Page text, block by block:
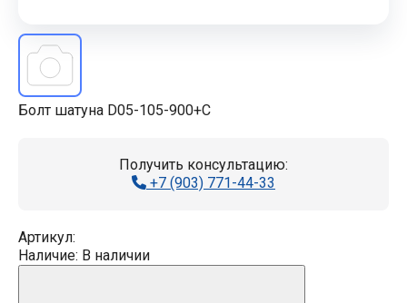
Болт шатуна D05-105-900+C
Получить консультацию:
+7 (903) 771-44-33
Артикул:
Наличие: В наличии